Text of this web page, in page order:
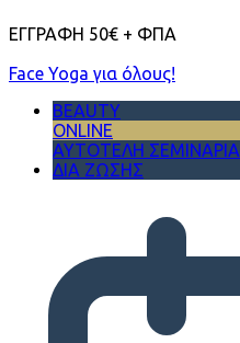
ΕΓΓΡΑΦΗ 50€ + ΦΠΑ
Face Yoga για όλους!
BEAUTY
ONLINE
ΑΥΤΟΤΕΛΗ ΣΕΜΙΝΑΡΙΑ
ΔΙΑ ΖΩΣΗΣ